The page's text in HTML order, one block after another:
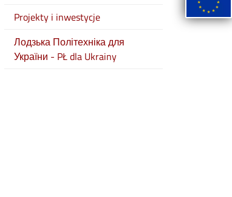
Projekty i inwestycje
Лодзька Політехніка для
України - PŁ dla Ukrainy